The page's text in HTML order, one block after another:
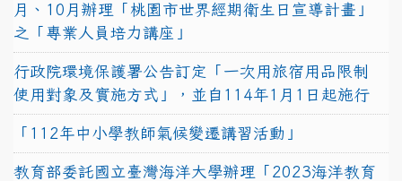
月、10月辦理「桃園市世界經期衛生日宣導計畫」
之「專業人員培力講座」
行政院環境保護署公告訂定「一次用旅宿用品限制
使用對象及實施方式」，並自114年1月1日起施行
「112年中小學教師氣候變遷講習活動」
教育部委託國立臺灣海洋大學辦理「2023海洋教育